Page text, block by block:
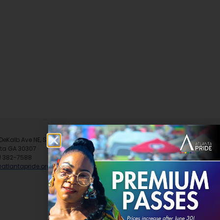
Ave NE, Suite A
GA 30307
382-7588